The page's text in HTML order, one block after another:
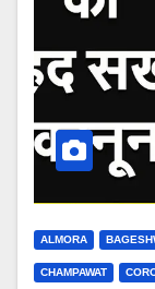
ALMORA
CHAMPAWAT